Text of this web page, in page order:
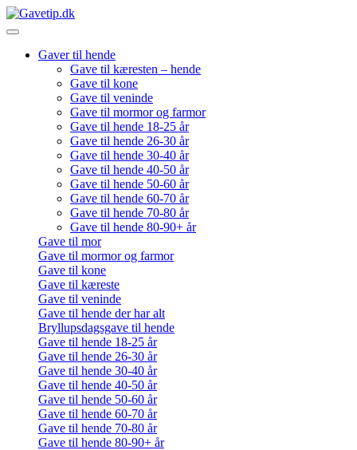
Gaver til hende
Gave til kæresten – hende
Gave til kone
Gave til veninde
Gave til mormor og farmor
Gave til hende 18-25 år
Gave til hende 26-30 år
Gave til hende 30-40 år
Gave til hende 40-50 år
Gave til hende 50-60 år
Gave til hende 60-70 år
Gave til hende 70-80 år
Gave til hende 80-90+ år
Gave til mor
Gave til mormor og farmor
Gave til kone
Gave til kæreste
Gave til veninde
Gave til hende der har alt
Bryllupsdagsgave til hende
Gave til hende 18-25 år
Gave til hende 26-30 år
Gave til hende 30-40 år
Gave til hende 40-50 år
Gave til hende 50-60 år
Gave til hende 60-70 år
Gave til hende 70-80 år
Gave til hende 80-90+ år